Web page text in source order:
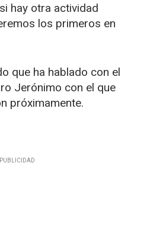
hay otra actividad
los primeros en
que ha hablado con el
Jerónimo con el que
próximamente.